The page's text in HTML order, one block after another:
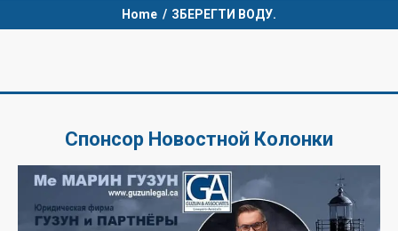
Home / ЗБЕРЕГТИ ВОДУ.
Спонсор Новостной Колонки